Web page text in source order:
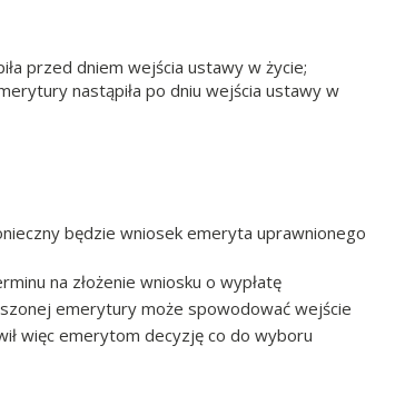
przed dniem wejścia ustawy w życie;
nastąpiła po dniu wejścia ustawy w
będzie wniosek emeryta uprawnionego
na złożenie wniosku o wypłatę
emerytury może spowodować wejście
więc emerytom decyzję co do wyboru